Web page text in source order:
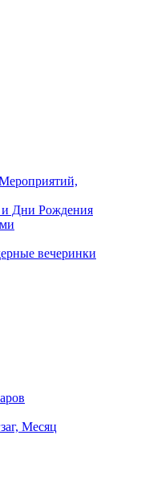
Дни Рождения
вечеринки
Месяц